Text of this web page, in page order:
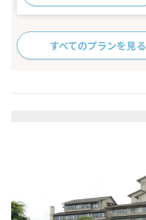
すべてのプランを見る